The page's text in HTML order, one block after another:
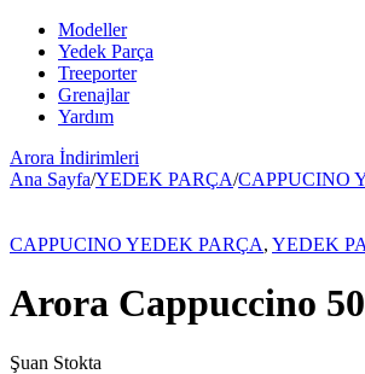
Modeller
Yedek Parça
Treeporter
Grenajlar
Yardım
Arora İndirimleri
Ana Sayfa/YEDEK PARÇA/CAPPUCINO
CAPPUCINO YEDEK PARÇA, YEDEK
Arora Cappuccino
Şuan Stokta